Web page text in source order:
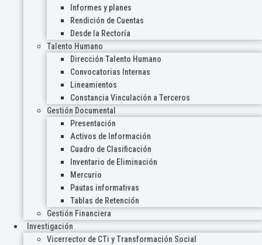
Informes y planes
Rendición de Cuentas
Desde la Rectoría
Talento Humano
Dirección Talento Humano
Convocatorias Internas
Lineamientos
Constancia Vinculación a Terceros
Gestión Documental
Presentación
Activos de Información
Cuadro de Clasificación
Inventario de Eliminación
Mercurio
Pautas informativas
Tablas de Retención
Gestión Financiera
Investigación
Vicerrector de CTi y Transformación Social